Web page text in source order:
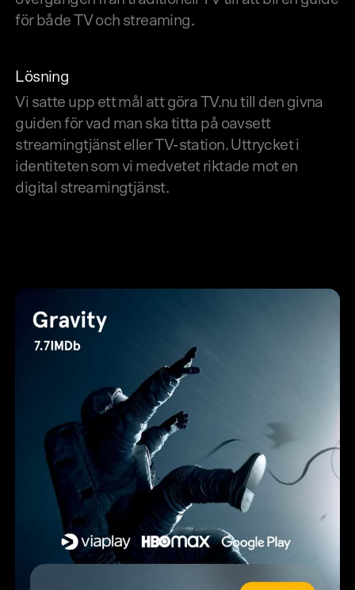
för både TV och streaming.
Lösning
Vi satte upp ett mål att göra TV.nu till den givna
guiden för vad man ska titta på oavsett
streamingtjänst eller TV-station. Uttrycket i
identiteten som vi medvetet riktade mot en
digital streamingtjänst.